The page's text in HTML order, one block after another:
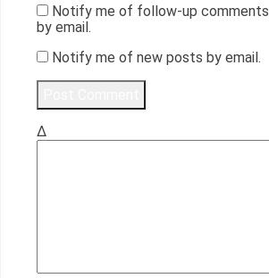
Notify me of follow-up comments
by email.
Notify me of new posts by email.
Δ